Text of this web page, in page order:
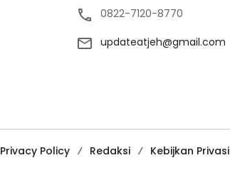
0822-7120-8770
updateatjeh@gmail.com
Privacy Policy Redaksi
Kebijkan Privasi